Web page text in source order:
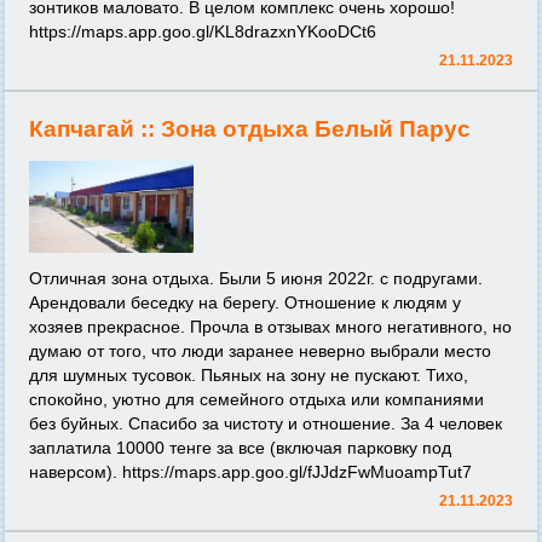
зонтиков маловато. В целом комплекс очень хорошо!
https://maps.app.goo.gl/KL8drazxnYKooDCt6
21.11.2023
Капчагай :: Зона отдыха Белый Парус
Отличная зона отдыха. Были 5 июня 2022г. с подругами.
Арендовали беседку на берегу. Отношение к людям у
хозяев прекрасное. Прочла в отзывах много негативного, но
думаю от того, что люди заранее неверно выбрали место
для шумных тусовок. Пьяных на зону не пускают. Тихо,
спокойно, уютно для семейного отдыха или компаниями
без буйных. Спасибо за чистоту и отношение. За 4 человек
заплатила 10000 тенге за все (включая парковку под
наверсом). https://maps.app.goo.gl/fJJdzFwMuoampTut7
21.11.2023